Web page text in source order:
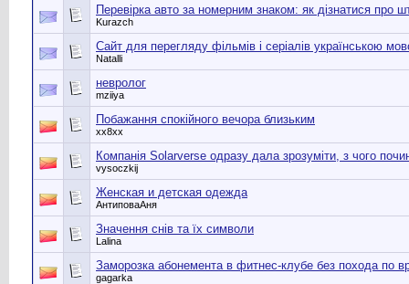
Перевірка авто за номерним знаком: як дізнатися про
Kurazch
Сайт для перегляду фільмів і серіалів українською
Natalli
невролог
mziiya
Побажання спокійного вечора близьким
хх8хх
Компанія Solarverse одразу дала зрозуміти, з чого
vysoczkij
Женская и детская одежда
АнтиповаАня
Значення снів та їх символи
Lalina
Заморозка абонемента в фитнес-клубе без похода по
gagarka